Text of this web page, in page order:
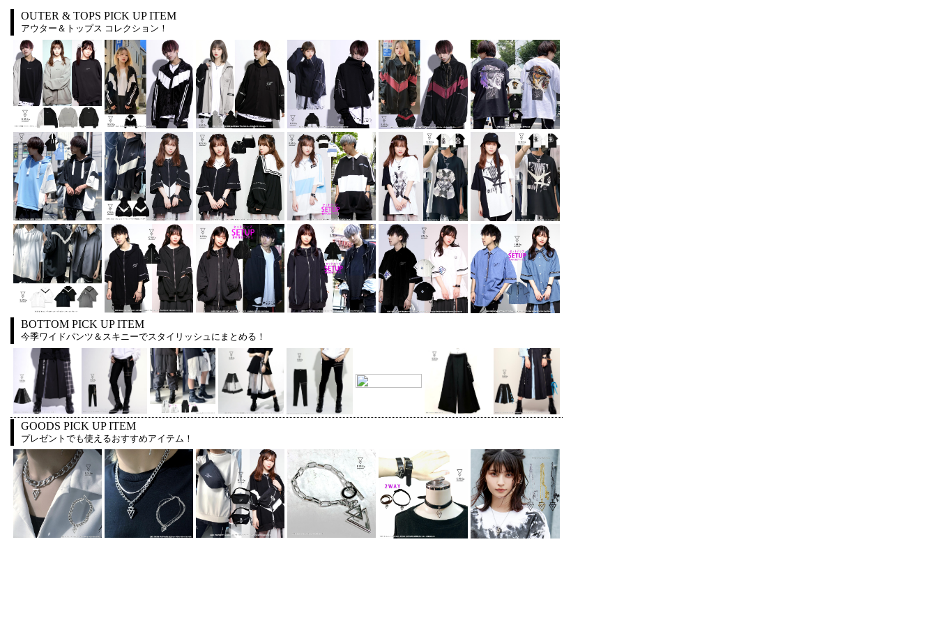
OUTER & TOPS PICK UP ITEM
アウター＆トップス コレクション！
BOTTOM PICK UP ITEM
今季ワイドパンツ＆スキニーでスタイリッシュにまとめる！
GOODS PICK UP ITEM
プレゼントでも使えるおすすめアイテム！